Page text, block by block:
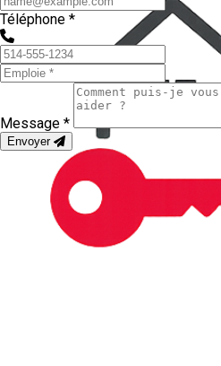
Téléphone *
Message *
Envoyer